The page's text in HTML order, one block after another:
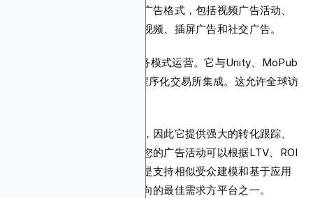
响。您还可以选择多种移动广告格式，包括视频广告活动、
原生广告、可玩广告、激励视频、插屏广告和社交广告。
Bidease基本上采用托管服务模式运营。它与Unity、MoPub
和Google AdX等主要移动程序化交易所集成。这允许全球访
此外，该平台强调效果营销，因此它提供强大的转化跟踪、
深度链接和用户获取分析。您的广告活动可以根据LTV、ROI
或留存指标进行优化。它也是支持相似受众建模和基于应用
内用户行为的自定义受众定向的最佳需求方平台之一。